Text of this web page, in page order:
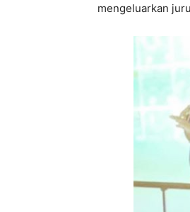
mengeluarkan